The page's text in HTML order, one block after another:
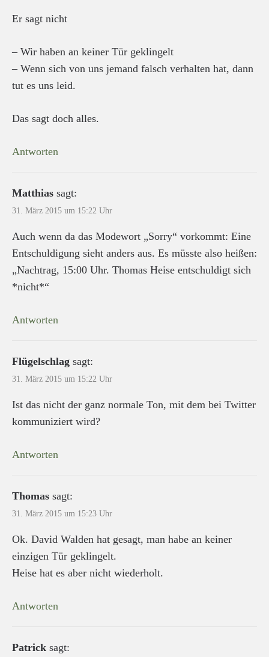
Er sagt nicht
– Wir haben an keiner Tür geklingelt
– Wenn sich von uns jemand falsch verhalten hat, dann
tut es uns leid.
Das sagt doch alles.
Antworten
Matthias sagt:
31. März 2015 um 15:22 Uhr
Auch wenn da das Modewort „Sorry“ vorkommt: Eine
Entschuldigung sieht anders aus. Es müsste also heißen:
„Nachtrag, 15:00 Uhr. Thomas Heise entschuldigt sich
*nicht*“
Antworten
Flügelschlag sagt:
31. März 2015 um 15:22 Uhr
Ist das nicht der ganz normale Ton, mit dem bei Twitter
kommuniziert wird?
Antworten
Thomas sagt:
31. März 2015 um 15:23 Uhr
Ok. David Walden hat gesagt, man habe an keiner
einzigen Tür geklingelt.
Heise hat es aber nicht wiederholt.
Antworten
Patrick sagt: